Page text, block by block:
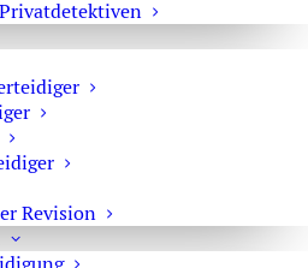
Revision
müssen. Zu
für das der Verurteilte
einlegen kann, aber
der Revision
sich Ausführungen zu der
ein Freispruch zu
meiner
sindhier zu finden.
Unterseiten werden